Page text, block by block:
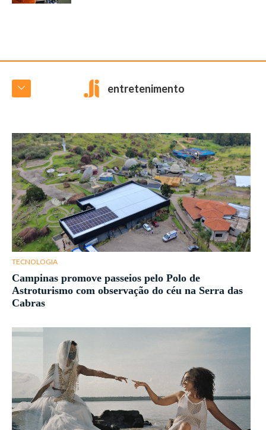
entretenimento
TECNOLOGIA
Campinas promove passeios pelo Polo de
Astroturismo com observação do céu na Serra das
Cabras